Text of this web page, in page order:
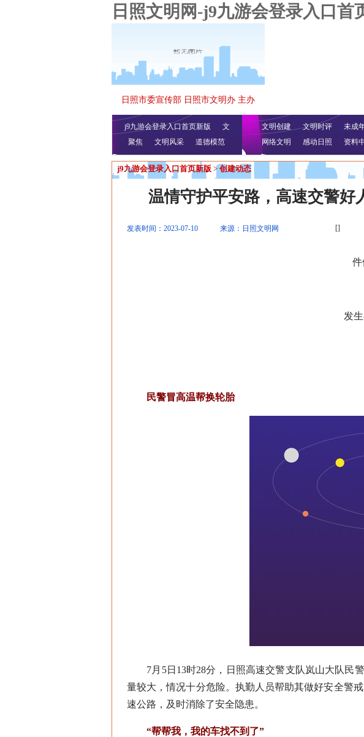
日照文明网-j9九游会登录入口首
日照市委宣传部 日照市文明办 主办
j9九游会登录入口首页新版
文
明播报
公益视频
聚焦 文明风采 道德模范
文明创建 文明时评
未成
网络文明
感动日照 资料
j9九游会登录入口首页新版 > 创建动态
温情守护平安路，高速交警好
发表时间：2023-07-10 来源：日照文明网 []
件件
发生
民警冒高温帮换轮胎
7月5日13时28分，日照高速交警支队岚山大队民警
量较大，情况十分危险。执勤人员帮助其做好安全警
速公路，及时消除了安全隐患。
“帮帮我，我的车找不到了”